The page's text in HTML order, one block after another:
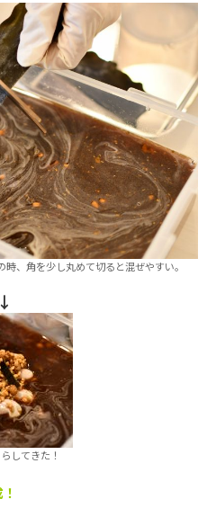
、角を少し丸めて切ると混ぜやすい。
↓
してきた！